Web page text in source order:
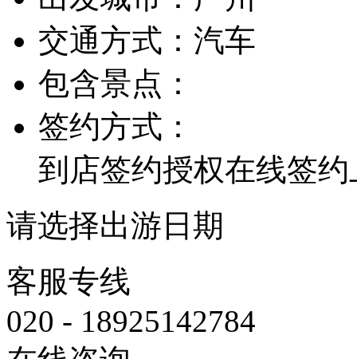
交通方式： 汽车
包含景点：
签约方式：
到店签约授权在线签约
请选择出游日期
客服专线
020 - 18925142784